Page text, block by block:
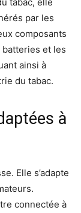
par les
composants
et les
ainsi à
du tabac.
à
Elle s’adapte
connectée à